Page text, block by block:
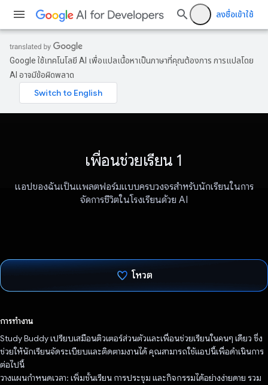
ลงชื่อเข้าใช้
Google ใช้เทคโนโลยี AI เพื่อแปลเนื้อหาเป็นภาษาที่คุณต้องการ การแปลโดย
AI อาจมีข้อผิดพลาด
เพื่อนช่วยเรียน 1
แอปของฉันเป็นแพลตฟอร์มแบบครบวงจรสำหรับนักเรียนในการ
จัดการชีวิตในโรงเรียนด้วย AI
โหวต
การทำงาน
Study Buddy เปรียบเสมือนติวเตอร์ส่วนตัวและเพื่อนช่วยเรียนในคนๆ เดียว ซึ่ง
ช่วยให้นักเรียนจัดระเบียบและติดตามงานได้ คุณสามารถใช้แอปนี้เพื่อดำเนินการ
ต่อไปนี้
วางแผนกำหนดเวลา: เพิ่มชั้นเรียน การประชุม และกิจกรรมได้อย่างง่ายดาย รวม